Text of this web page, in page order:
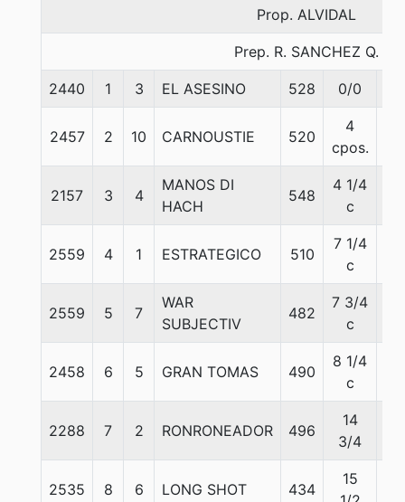
Prop. ALVIDAL
Prep. R. SANCHEZ Q.
2440 1 3 EL ASESINO 528 0/0
2457 2 10 CARNOUSTIE 520
4
cpos.
2157 3 4
MANOS DI
HACH
548
4 1/4
c
2559 4 1 ESTRATEGICO 510
7 1/4
c
2559 5 7
WAR
SUBJECTIV
482
7 3/4
c
2458 6 5 GRAN TOMAS 490
8 1/4
c
2288 7 2 RONRONEADOR 496
14
3/4
2535 8 6 LONG SHOT 434
15